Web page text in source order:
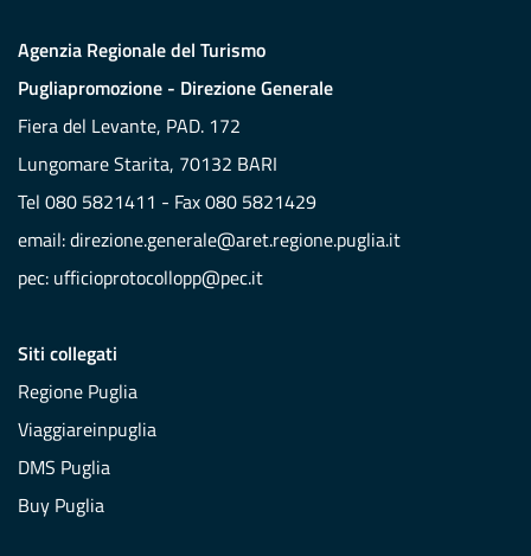
Agenzia Regionale del Turismo
Pugliapromozione - Direzione Generale
Fiera del Levante, PAD. 172
Lungomare Starita, 70132 BARI
Tel 080 5821411 - Fax 080 5821429
email:direzione.generale@aret.regione.puglia.it
pec: ufficioprotocollopp@pec.it
Siti collegati
Regione Puglia
Viaggiareinpuglia
DMS Puglia
Buy Puglia